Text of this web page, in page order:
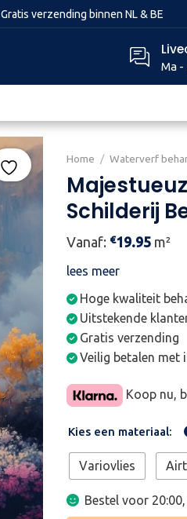
Gratis verzending binnen NL & BE
Ma -
Home / Waterverf
Schilderij
Vanaf: €19.95 m²
lees meer
Hoge kwaliteit
Uitstekende
Gratis verzending
Veilig betalen met
Koop nu,
Kies een materiaal:
Variovlies
Bestel voor